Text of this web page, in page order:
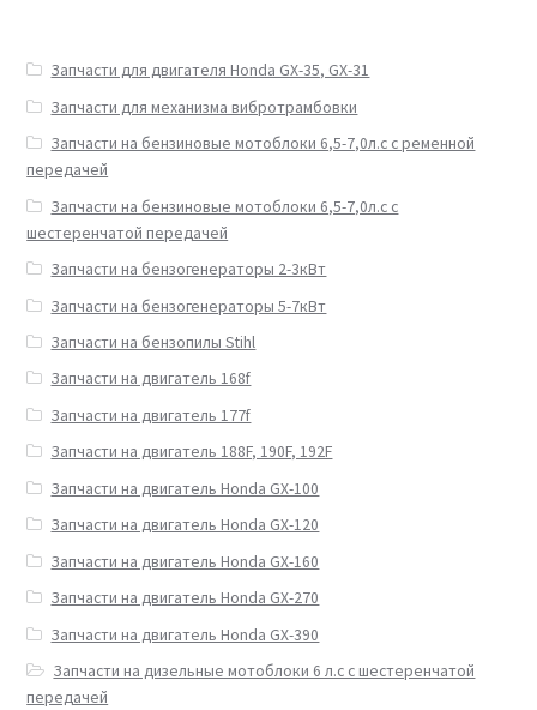
Запчасти для двигателя Honda GX-35, GX-31
Запчасти для механизма вибротрамбовки
Запчасти на бензиновые мотоблоки 6,5-7,0л.с с ременной
передачей
Запчасти на бензиновые мотоблоки 6,5-7,0л.с с
шестеренчатой передачей
Запчасти на бензогенераторы 2-3кВт
Запчасти на бензогенераторы 5-7кВт
Запчасти на бензопилы Stihl
Запчасти на двигатель 168f
Запчасти на двигатель 177f
Запчасти на двигатель 188F, 190F, 192F
Запчасти на двигатель Honda GX-100
Запчасти на двигатель Honda GX-120
Запчасти на двигатель Honda GX-160
Запчасти на двигатель Honda GX-270
Запчасти на двигатель Honda GX-390
Запчасти на дизельные мотоблоки 6 л.с с шестеренчатой
передачей